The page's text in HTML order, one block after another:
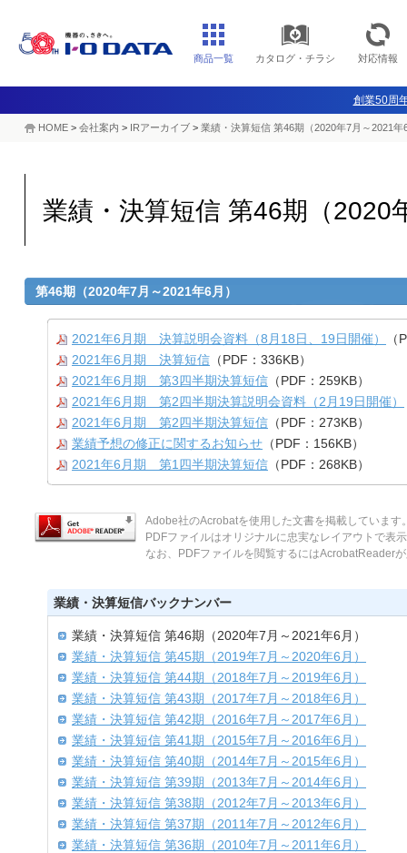
商品一覧 カタログ・チラシ 対応情報
創業50周
HOME > 会社案内 > IRアーカイブ > 業績・決算短信 第46期（2020年7月～2021年
業績・決算短信 第46期（2020
第46期（2020年7月～2021年6月）
2021年6月期 決算説明会資料（8月18日、19日開催）
2021年6月期 決算短信 （PDF：336KB）
2021年6月期 第3四半期決算短信 （PDF：259KB）
2021年6月期 第2四半期決算説明会資料（2月19日開催）
2021年6月期 第2四半期決算短信 （PDF：273KB）
業績予想の修正に関するお知らせ （PDF：156KB）
2021年6月期 第1四半期決算短信 （PDF：268KB）
Adobe社のAcrobatを使用した文書を掲載しています
PDFファイルはオリジナルに忠実なレイアウトで表
なお、PDFファイルを閲覧するにはAcrobatReader
業績・決算短信バックナンバー
業績・決算短信 第46期（2020年7月～2021年6月）
業績・決算短信 第45期（2019年7月～2020年6月）
業績・決算短信 第44期（2018年7月～2019年6月）
業績・決算短信 第43期（2017年7月～2018年6月）
業績・決算短信 第42期（2016年7月～2017年6月）
業績・決算短信 第41期（2015年7月～2016年6月）
業績・決算短信 第40期（2014年7月～2015年6月）
業績・決算短信 第39期（2013年7月～2014年6月）
業績・決算短信 第38期（2012年7月～2013年6月）
業績・決算短信 第37期（2011年7月～2012年6月）
業績・決算短信 第36期（2010年7月～2011年6月）